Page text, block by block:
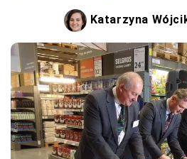
Katarzyna